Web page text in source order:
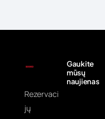
Rezervaci
jų
Gaukite
mūsų
naujienas